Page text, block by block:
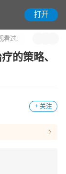
打开
看过:
的策略、
+ 关注